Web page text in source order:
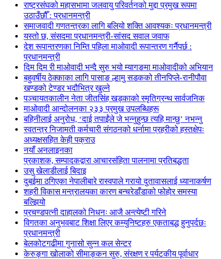
राष्ट्रसंघको महासभामा जलवायु परिवर्तनको मुद्दा प्रमुख रूपमा
उठाउँछौँ : प्रधानमन्त्री
समाजवादी गणतन्त्रका लागि बलियो शक्ति आवश्यकः प्रधानमन्त्री
यस्तो छ, संसदमा प्रधानमन्त्री-सांसद सवाल जवाफ
देश रूपान्तरणका निम्ति पहिला माओवादी रूपान्तरण गर्नैपर्छ :
प्रधानमन्त्री
दिम दिम री माओवादी भन्दै सुरु भयो म्यागङमा माओवादीको अभियान
बहुवर्षीय ठेक्काका लागि पासाङ ल्हामु सडकको तीनपिप्ले-रानीपौवा
खण्डको टेण्डर भदौभित्र खुल्ने
पञ्चायतकालीन नेता जीतसिंह खड्काको स्मृतिग्रन्थ सार्वजनिक
माओवादी आन्दोलनका २३३ प्रमुख उपलब्धिहरू
बहिनीलाई अनुरोध, ‘दाई तपाईंले जे भन्नुहुन्छ त्यहि मान्छु’ नभन्नु
स्वतन्त्र निजामती कर्मचारी संगठनको धर्नामा प्रहरीको हस्तक्षेपः
अध्यक्षसहित केही पक्राउ
नयाँ अनलाइनका
प्रकाशक, सम्पादकद्वारा आचारसंहिता पालनामा प्रतिबद्धता
उसु खेलाडीलाई बिदाइ
दुबईमा ठगिएका नेपालीबारे रास्वपाले गरायो दुतावासलाई ध्यानाकर्षण
शहरी विकास मन्त्रालयका कारण बन्चरेडाँडाको फोहोर समस्या
बल्झियो
प्रचण्डपत्नी दाहालको निधनः आजै अन्त्येष्टी गरिने
विगतका अनुभवबाट शिक्षा लिएर कम्युनिष्टहरु एकताबद्ध हुनुपर्दछः
प्रधानमन्त्री
बेलकोटगढीमा गुनासो सुन्न कल सेन्टर
केरुङ्गा खोलाको सीमाङ्कन सुरु, संरक्षण र पर्यटकीय पूर्वाधार